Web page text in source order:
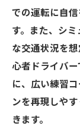
での運転に自
す。また、シ
な交通状況を
心者ドライバ
に、広い練習
ンを再現しや
きます。